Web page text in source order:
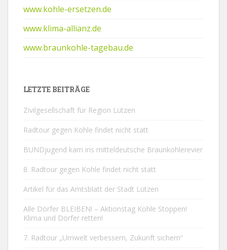
www.kohle-ersetzen.de
www.klima-allianz.de
www.braunkohle-tagebau.de
LETZTE BEITRÄGE
Zivilgesellschaft für Region Lützen
Radtour gegen Kohle findet nicht statt
BUNDjugend kam ins mitteldeutsche Braunkohlerevier
8. Radtour gegen Kohle findet nicht statt
Artikel für das Amtsblatt der Stadt Lützen
Alle Dörfer BLEIBEN! – Aktionstag Kohle Stoppen!
Klima und Dörfer retten!
7. Radtour „Umwelt verbessern, Zukunft sichern“